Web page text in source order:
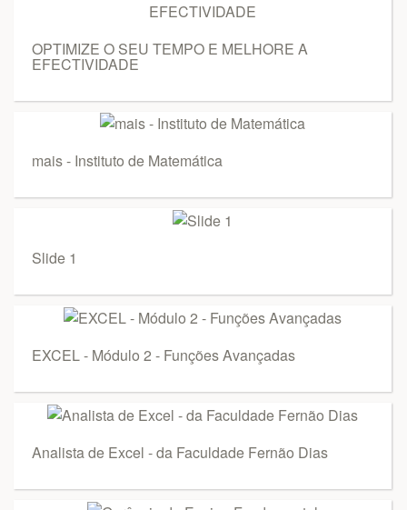
OPTIMIZE O SEU TEMPO E MELHORE A
EFECTIVIDADE
mais - Instituto de Matemática
Slide 1
EXCEL - Módulo 2 - Funções Avançadas
Analista de Excel - da Faculdade Fernão Dias